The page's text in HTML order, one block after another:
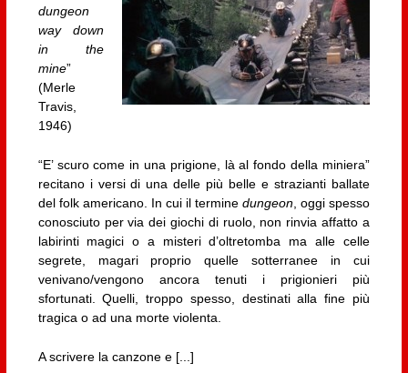
dungeon
way down
in the
mine”
(Merle
Travis,
1946)
“E’ scuro come in una prigione, là al fondo della miniera”
recitano i versi di una delle più belle e strazianti ballate
del folk americano. In cui il termine dungeon, oggi spesso
conosciuto per via dei giochi di ruolo, non rinvia affatto a
labirinti magici o a misteri d’oltretomba ma alle celle
segrete, magari proprio quelle sotterranee in cui
venivano/vengono ancora tenuti i prigionieri più
sfortunati. Quelli, troppo spesso, destinati alla fine più
tragica o ad una morte violenta.
A scrivere la canzone e [...]